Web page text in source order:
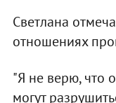
Светлана
отношениях
"Я не верю, что
могут